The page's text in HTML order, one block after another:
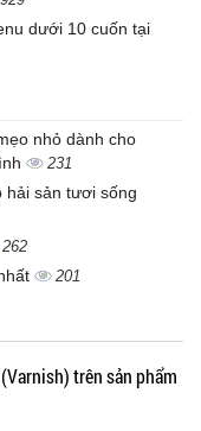
dưới 10 cuốn tại
nhỏ dành cho
231
hải sản tươi sống
262
201
trên sản phẩm